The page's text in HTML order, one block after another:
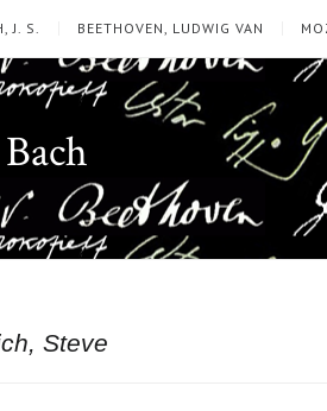
J. S. BEETHOVEN, LUDWIG VAN
Steve